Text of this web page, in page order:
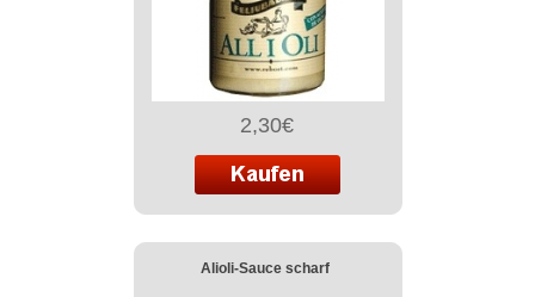
2,30€
Alioli-Sauce scharf